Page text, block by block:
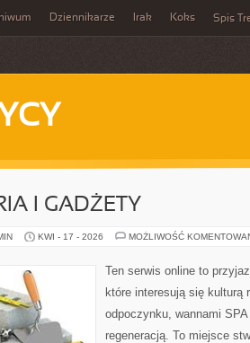
Dziennikarze Irak Koks Spis
I GADŻETY
KWI - 17 - 2026 MOŻLIWOŚĆ
Ten serwis online to
które interesują się kulturą
odpoczynku, wannami
regeneracją. To miejsce